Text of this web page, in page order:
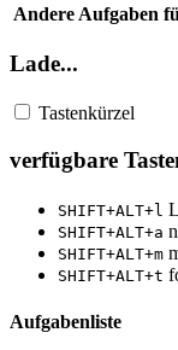
Andere Aufgaben
Lade...
Tastenkürzel
verfügbare
SHIFT+ALT+l
SHIFT+ALT+a
SHIFT+ALT+m
SHIFT+ALT+t
Aufgabenliste